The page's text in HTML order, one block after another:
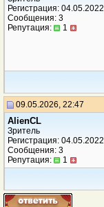
Регистрация: 04.05.2022
Сообщения: 3
Репутация:
1
09.05.2026, 22:47
AlienCL
Зритель
Регистрация: 04.05.2022
Сообщения: 3
Репутация:
1